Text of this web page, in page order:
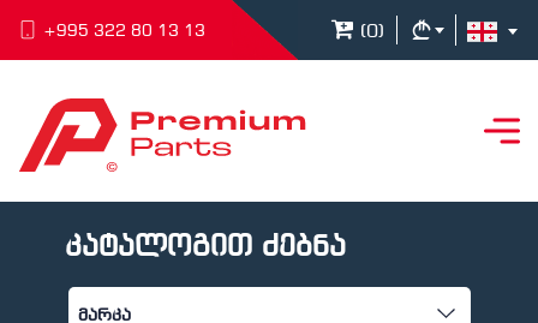
+995 322 80 13 13 (0)
კატალოგით ძებნა